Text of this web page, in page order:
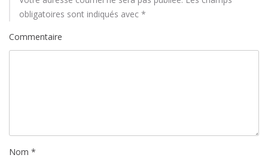
t
i
obligatoires sont indiqués avec *
Commentaire
Nom *